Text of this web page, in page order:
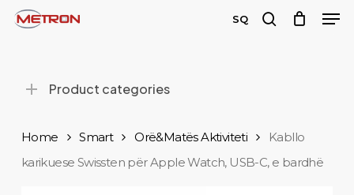
Skip
content
SQ
Product categories
Home Smart Orë&Matës Aktiviteti
Kabllo
karikuese Swissten për Apple Watch, USB-C, e bardhë